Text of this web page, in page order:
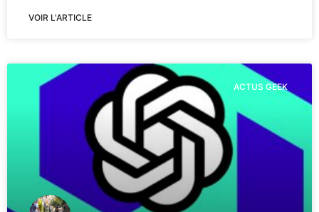
VOIR L'ARTICLE
ACTUS GEEK